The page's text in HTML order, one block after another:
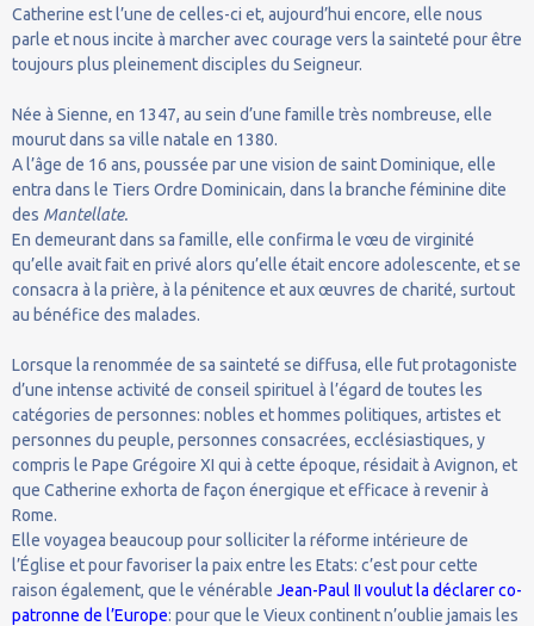
Catherine est l’une de celles-ci et, aujourd’hui encore, elle nous
parle et nous incite à marcher avec courage vers la sainteté pour être
toujours plus pleinement disciples du Seigneur.
Née à Sienne, en 1347, au sein d’une famille très nombreuse, elle
mourut dans sa ville natale en 1380.
A l’âge de 16 ans, poussée par une vision de saint Dominique, elle
entra dans le Tiers Ordre Dominicain, dans la branche féminine dite
des Mantellate.
En demeurant dans sa famille, elle confirma le vœu de virginité
qu’elle avait fait en privé alors qu’elle était encore adolescente, et se
consacra à la prière, à la pénitence et aux œuvres de charité, surtout
au bénéfice des malades.
Lorsque la renommée de sa sainteté se diffusa, elle fut protagoniste
d’une intense activité de conseil spirituel à l’égard de toutes les
catégories de personnes: nobles et hommes politiques, artistes et
personnes du peuple, personnes consacrées, ecclésiastiques, y
compris le Pape Grégoire XI qui à cette époque, résidait à Avignon, et
que Catherine exhorta de façon énergique et efficace à revenir à
Rome.
Elle voyagea beaucoup pour solliciter la réforme intérieure de
l’Église et pour favoriser la paix entre les Etats: c’est pour cette
raison également, que le vénérable Jean-Paul II voulut la déclarer co-
patronne de l’Europe: pour que le Vieux continent n’oublie jamais les